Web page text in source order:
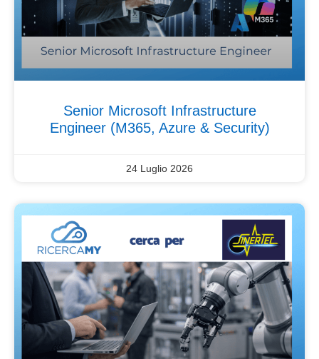
Senior Microsoft Infrastructure
Engineer (M365, Azure & Security)
24 Luglio 2026